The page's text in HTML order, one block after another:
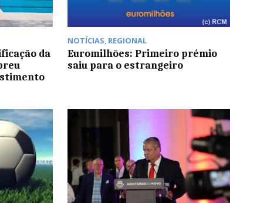
da
NOTÍCIAS, REGIONAL
Euromilhões: Primeiro prémio
saiu para o estrangeiro